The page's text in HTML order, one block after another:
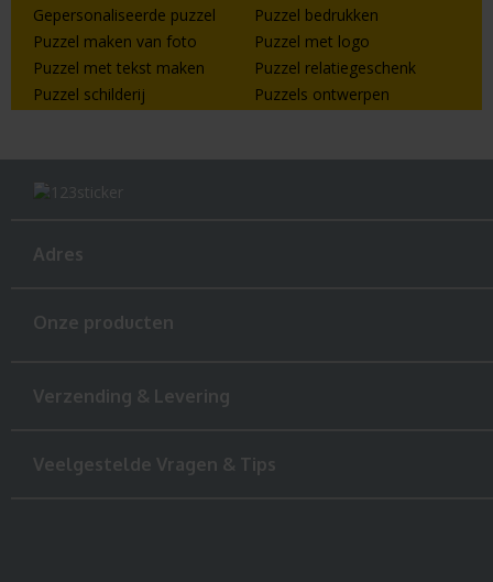
Gepersonaliseerde puzzel
Puzzel bedrukken
Puzzel maken van foto
Puzzel met logo
Puzzel met tekst maken
Puzzel relatiegeschenk
Puzzel schilderij
Puzzels ontwerpen
Adres
Onze producten
Verzending & Levering
Veelgestelde Vragen & Tips